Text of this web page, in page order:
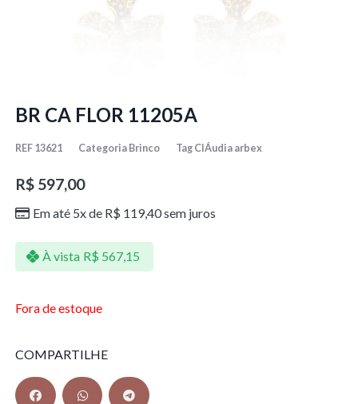
BR CA FLOR 11205A
REF 13621 Categoria Brinco Tag ClÁudia arbex
R$597,00
Em até 5x de R$ 119,40sem juros
À vista R$ 567,15
Fora de estoque
COMPARTILHE